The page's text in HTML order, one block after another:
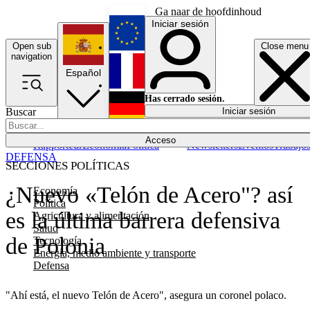
Ga naar de hoofdinhoud
Open sub
navigation
Close menu
Buscar
Acceso
SECCIONES POLÍTICAS
Economía
Política
Agricultura y alimentación
Salud
Tecnología
Energía, medio ambiente y transporte
Defensa
RapporteurEconomíaPolítica NewslettersEventosTrabajos
Español
English
Français
Iniciar sesión
Has cerrado sesión.
Iniciar sesión
¿Nuevo «Telón de Acero"? así
es la última barrera defensiva
de Polonia
"Ahí está, el nuevo Telón de Acero", asegura un coronel polaco.
DEFENSA